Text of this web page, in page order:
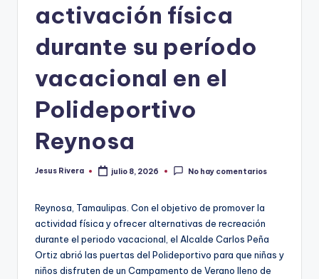
activación física
durante su período
vacacional en el
Polideportivo
Reynosa
Publicado
Jesus Rivera julio 8, 2026 No hay comentarios
Reynosa, Tamaulipas. Con el objetivo de promover la
actividad física y ofrecer alternativas de recreación
durante el periodo vacacional, el Alcalde Carlos Peña
Ortiz abrió las puertas del Polideportivo para que niñas y
niños disfruten de un Campamento de Verano lleno de